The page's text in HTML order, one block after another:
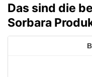
Das sind die
Sorbara